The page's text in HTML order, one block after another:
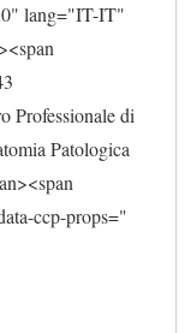
lang="IT-IT"
Professionale di
Patologica
ccp-props="